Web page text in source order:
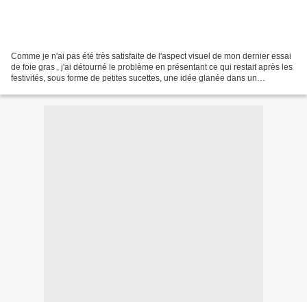
Comme je n'ai pas été très satisfaite de l'aspect visuel de mon dernier essai
de foie gras , j'ai détourné le problème en présentant ce qui restait après les
festivités, sous forme de petites sucettes, une idée glanée dans un